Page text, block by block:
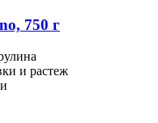
750 г
и растеж